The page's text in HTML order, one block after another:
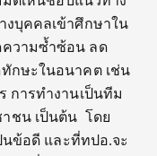
งบุคคลเข้าศึกษาใน
วามซ้ำซ้อน ลด
กษะในอนาคต เช่น
การทำงานเป็นทีม
ชน เป็นต้น โดย
นข้อดี และที่ทปอ.จะ